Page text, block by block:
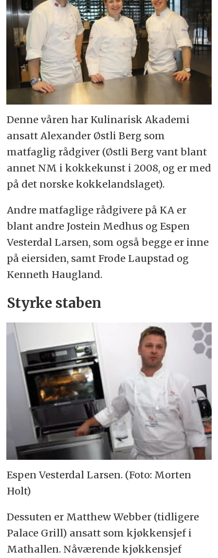
Denne våren har Kulinarisk Akademi
ansatt Alexander Østli Berg som
matfaglig rådgiver (Østli Berg vant blant
annet NM i kokkekunst i 2008, og er med
på det norske kokkelandslaget).
Andre matfaglige rådgivere på KA er
blant andre Jostein Medhus og Espen
Vesterdal Larsen, som også begge er inne
på eiersiden, samt Frode Laupstad og
Kenneth Haugland.
Styrke staben
Espen Vesterdal Larsen. (Foto: Morten
Holt)
Dessuten er Matthew Webber (tidligere
Palace Grill) ansatt som kjøkkensjef i
Mathallen. Nåværende kjøkkensjef